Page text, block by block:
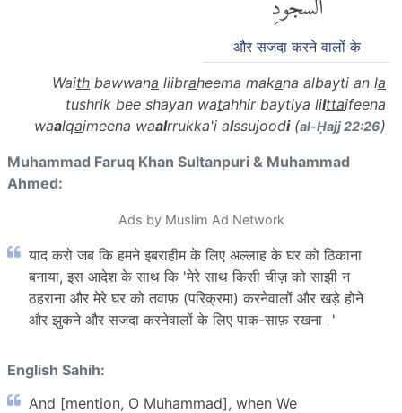
और सजदा करने वालों के
Waith bawwana liibraheema makana albayti an la
tushrik bee shayan watahhir baytiya lilttaifeena
waalqaimeena waalrrukka'i alssujoodi(al-Ḥajj 22:26)
Muhammad Faruq Khan Sultanpuri & Muhammad
Ahmed:
Ads by Muslim Ad Network
याद करो जब कि हमने इबराहीम के लिए अल्लाह के घर को ठिकाना
बनाया, इस आदेश के साथ कि 'मेरे साथ किसी चीज़ को साझी न
ठहराना और मेरे घर को तवाफ़ (परिक्रमा) करनेवालों और खड़े होने
और झुकने और सजदा करनेवालों के लिए पाक-साफ़ रखना।'
English Sahih:
And [mention, O Muhammad], when We